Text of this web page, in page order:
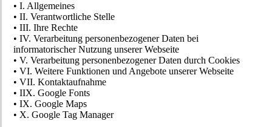
• I. Allgemeines
• II. Verantwortliche Stelle
• III. Ihre Rechte
• IV. Verarbeitung personenbezogener Daten bei
informatorischer Nutzung unserer Webseite
• V. Verarbeitung personenbezogener Daten durch Cookies
• VI. Weitere Funktionen und Angebote unserer Webseite
• VII. Kontaktaufnahme
• IIX. Google Fonts
• IX. Google Maps
• X. Google Tag Manager